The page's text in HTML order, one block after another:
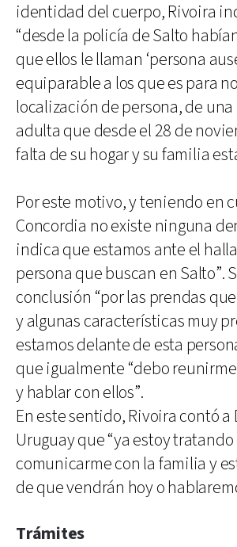
identidad del cuerpo, Rivoira
“desde la policía de Salto
que ellos le llaman ‘persona
equiparable a los que es para
localización de persona, de
adulta que desde el 28 de
falta de su hogar y su familia
Por este motivo, y teniendo en
Concordia no existe ninguna
indica que estamos ante el
persona que buscan en Salto”.
conclusión “por las prendas
y algunas características muy
estamos delante de esta
que igualmente “debo
y hablar con ellos”.
En este sentido, Rivoira contó a
Uruguay que “ya estoy tratando
comunicarme con la familia y
de que vendrán hoy o
Trámites